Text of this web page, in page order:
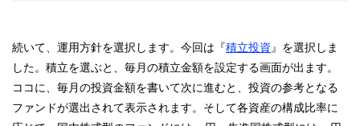
続いて、運用方針を選択します。今回は『積立投資 』を選択しま
した。積立を選ぶと、毎月の積立金額を設定する画面が出ます。
ココに、毎月の投資金額を書いて次に進むと、投資の参考となる
ファンドが選出されて表示されます。そして各資産の構成比率に